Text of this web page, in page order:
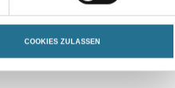
COOKIES ZULASSEN